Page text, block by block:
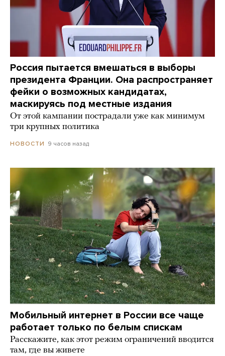
Россия пытается вмешаться в выборы
президента Франции. Она распространяет
фейки о возможных кандидатах,
маскируясь под местные издания
От этой кампании пострадали уже как минимум
три крупных политика
НОВОСТИ 9 часов назад
Мобильный интернет в России все чаще
работает только по белым спискам
Расскажите, как этот режим ограничений вводится
там, где вы живете